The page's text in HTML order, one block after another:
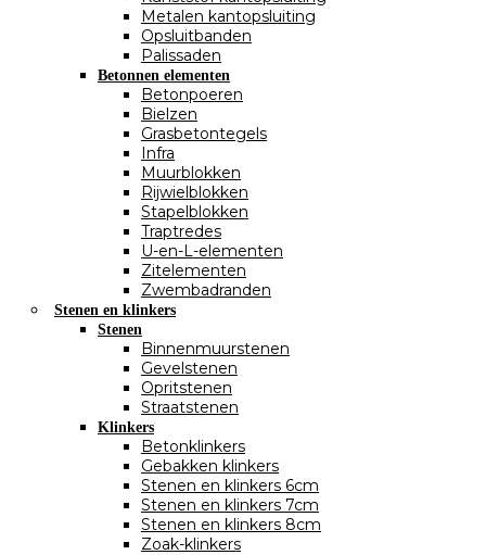
Metalen kantopsluiting
Opsluitbanden
Palissaden
Betonnen elementen
Betonpoeren
Bielzen
Grasbetontegels
Infra
Muurblokken
Rijwielblokken
Stapelblokken
Traptredes
U-en-L-elementen
Zitelementen
Zwembadranden
Stenen en klinkers
Stenen
Binnenmuurstenen
Gevelstenen
Opritstenen
Straatstenen
Klinkers
Betonklinkers
Gebakken klinkers
Stenen en klinkers 6cm
Stenen en klinkers 7cm
Stenen en klinkers 8cm
Zoak-klinkers